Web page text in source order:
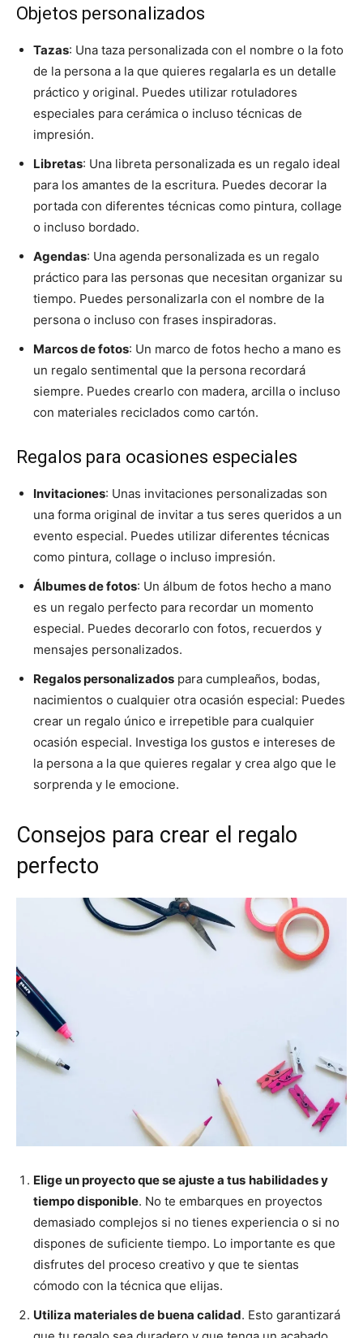
Objetos personalizados
Tazas: Una taza personalizada con el nombre o la foto
de la persona a la que quieres regalarla es un detalle
práctico y original. Puedes utilizar rotuladores
especiales para cerámica o incluso técnicas de
impresión.
Libretas: Una libreta personalizada es un regalo ideal
para los amantes de la escritura. Puedes decorar la
portada con diferentes técnicas como pintura, collage
o incluso bordado.
Agendas: Una agenda personalizada es un regalo
práctico para las personas que necesitan organizar su
tiempo. Puedes personalizarla con el nombre de la
persona o incluso con frases inspiradoras.
Marcos de fotos: Un marco de fotos hecho a mano es
un regalo sentimental que la persona recordará
siempre. Puedes crearlo con madera, arcilla o incluso
con materiales reciclados como cartón.
Regalos para ocasiones especiales
Invitaciones: Unas invitaciones personalizadas son
una forma original de invitar a tus seres queridos a un
evento especial. Puedes utilizar diferentes técnicas
como pintura, collage o incluso impresión.
Álbumes de fotos: Un álbum de fotos hecho a mano
es un regalo perfecto para recordar un momento
especial. Puedes decorarlo con fotos, recuerdos y
mensajes personalizados.
Regalos personalizados para cumpleaños, bodas,
nacimientos o cualquier otra ocasión especial: Puedes
crear un regalo único e irrepetible para cualquier
ocasión especial. Investiga los gustos e intereses de
la persona a la que quieres regalar y crea algo que le
sorprenda y le emocione.
Consejos para crear el regalo
perfecto
Elige un proyecto que se ajuste a tus habilidades y
tiempo disponible. No te embarques en proyectos
demasiado complejos si no tienes experiencia o si no
dispones de suficiente tiempo. Lo importante es que
disfrutes del proceso creativo y que te sientas
cómodo con la técnica que elijas.
Utiliza materiales de buena calidad. Esto garantizará